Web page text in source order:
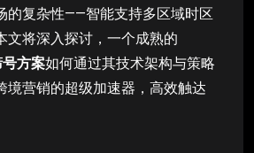
的复杂性——智能支持多区域时区
文将深入探讨，一个成熟的
方案如何通过其技术架构与策略
境营销的超级加速器，高效触达